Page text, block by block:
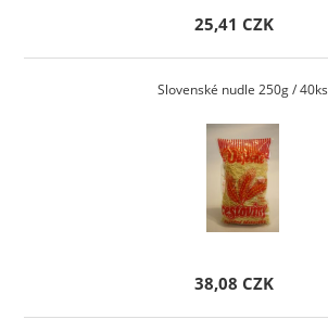
25,41 CZK
Slovenské nudle 250g / 40ks
38,08 CZK